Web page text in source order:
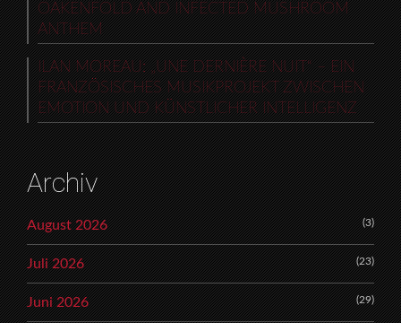
OAKENFOLD AND INFECTED MUSHROOM
ANTHEM
ILAN MOREAU: „UNE DERNIÈRE NUIT“ – EIN
FRANZÖSISCHES MUSIKPROJEKT ZWISCHEN
EMOTION UND KÜNSTLICHER INTELLIGENZ
Archiv
August 2026 (3)
Juli 2026 (23)
Juni 2026 (29)